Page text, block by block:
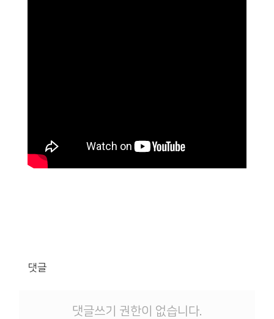
댓글
댓글쓰기 권한이 없습니다.